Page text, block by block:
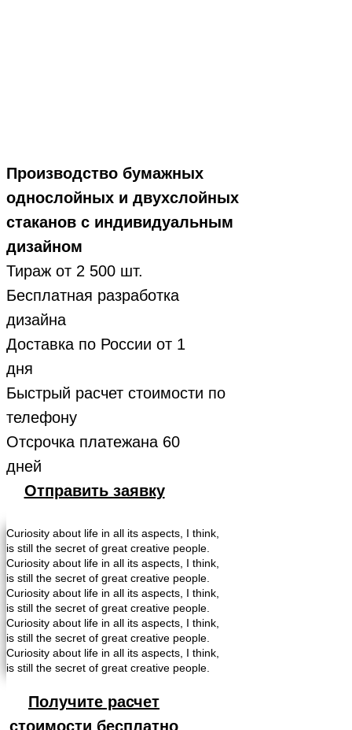
Производство бумажных
однослойных и двухслойных
стаканов с индивидуальным
дизайном
Тираж от 2 500 шт.
Бесплатная разработка
дизайна
Доставка по России от 1
дня
Быстрый расчет стоимости по
телефону
Отсрочка платежана 60
дней
Отправить заявку
Curiosity about life in all its aspects, I think,
is still the secret of great creative people.
Curiosity about life in all its aspects, I think,
is still the secret of great creative people.
Curiosity about life in all its aspects, I think,
is still the secret of great creative people.
Curiosity about life in all its aspects, I think,
is still the secret of great creative people.
Curiosity about life in all its aspects, I think,
is still the secret of great creative people.
Получите расчет
стоимости бесплатно